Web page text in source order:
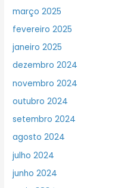
março 2025
fevereiro 2025
janeiro 2025
dezembro 2024
novembro 2024
outubro 2024
setembro 2024
agosto 2024
julho 2024
junho 2024